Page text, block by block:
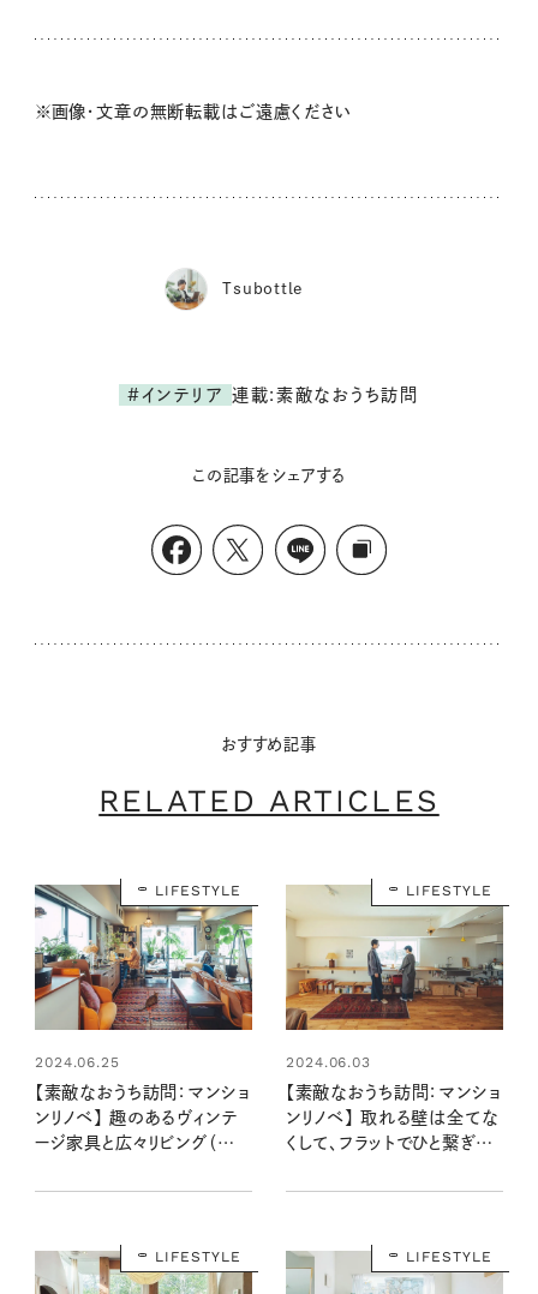
※画像・文章の無断転載はご遠慮ください
Tsubottle
#インテリア 連載:素敵なおうち訪問
この記事をシェアする
おすすめ記事
RELATED ARTICLES
LIFESTYLE
2024.06.25
【素敵なおうち訪問：マンショ
ンリノベ】 趣のあるヴィンテ
ージ家具と広々リビング（浅田
LIFESTYLE
2024.06.03
【素敵なおうち訪問：マンショ
ンリノベ】 取れる壁は全てな
くして、フラットでひと繋ぎの
LIFESTYLE LIFESTYLE